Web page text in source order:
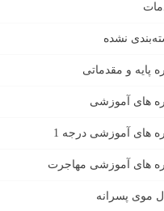
نشده
پایه و مقدماتی
های آموزشی
های آموزشی درجه 1
های آموزشی مهاجرت
موی پسرانه